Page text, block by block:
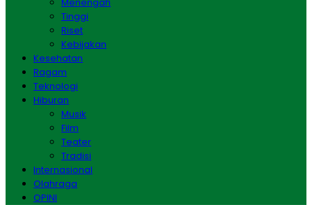
Tinggi
Riset
Kebijakan
Kesehatan
Ragam
Teknologi
Hiburan
Musik
Film
Teater
Tradisi
Internasional
Olahraga
OPINI